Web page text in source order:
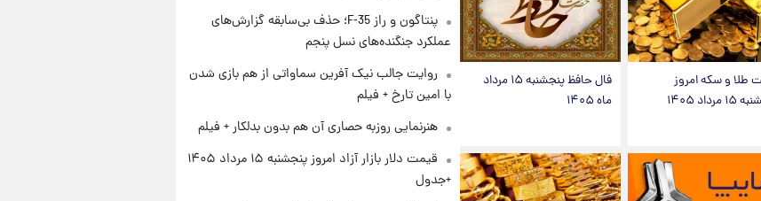
طلا و سکه امروز
۱۴۰۵
فال حافظ پنجشنبه ۱۵ مرداد
ماه ۱۴۰۵
پنتاگون و راز F-35؛ حذف بی‌سابقه گزارش‌های
عملکرد جنگنده‌های نسل پنجم
روایت جالب نیک آفرین سماواتی از هم بازی شدن
با امین تارخ + فیلم
هنرنمایی روزبه حصاری آن هم بدون بدلکار + فیلم
قیمت دلار بازار آزاد امروز پنجشنبه ۱۵ مرداد ۱۴۰۵
+جدول